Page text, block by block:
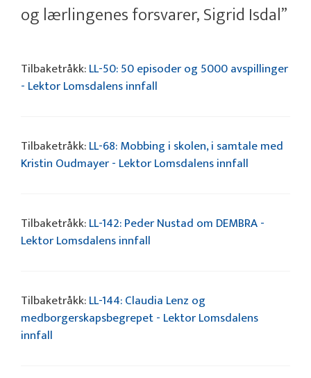
og lærlingenes forsvarer, Sigrid Isdal”
Tilbaketråkk:LL-50: 50 episoder og 5000 avspillinger
- Lektor Lomsdalens innfall
Tilbaketråkk:LL-68: Mobbing i skolen, i samtale med
Kristin Oudmayer - Lektor Lomsdalens innfall
Tilbaketråkk:LL-142: Peder Nustad om DEMBRA -
Lektor Lomsdalens innfall
Tilbaketråkk:LL-144: Claudia Lenz og
medborgerskapsbegrepet - Lektor Lomsdalens
innfall